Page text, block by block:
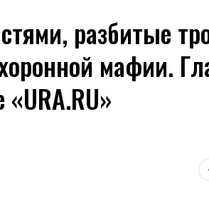
разбитые
мафии.